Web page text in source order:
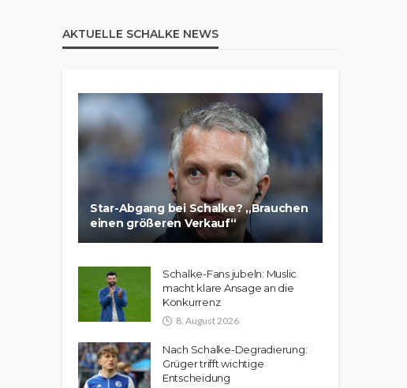
AKTUELLE SCHALKE NEWS
Star-Abgang bei Schalke? „Brauchen
einen größeren Verkauf“
Schalke-Fans jubeln: Muslic
macht klare Ansage an die
Konkurrenz
8. August 2026
Nach Schalke-Degradierung:
Grüger trifft wichtige
Entscheidung